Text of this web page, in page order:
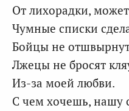
От лихорадки,
Чумные списки
Бойцы не
Лжецы не бросят
Из-за моей любви.
С чем хочешь, нашу